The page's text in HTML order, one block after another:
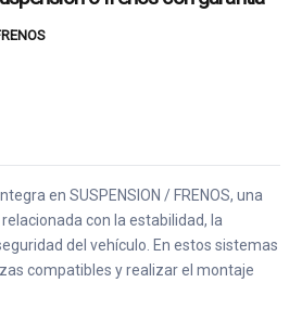
en SUSPENSION / FRENOS, una
con la estabilidad, la
del vehículo. En estos sistemas
compatibles y realizar el montaje